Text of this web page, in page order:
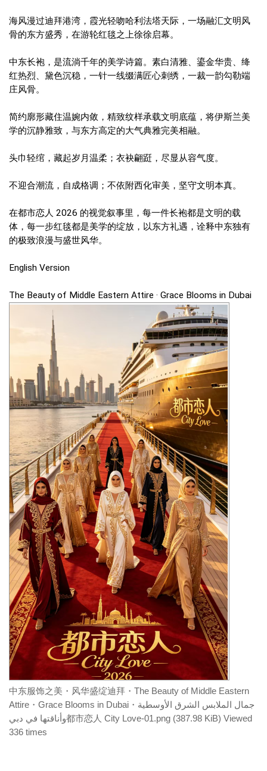
海风漫过迪拜港湾，霞光轻吻哈利法塔天际，一场融汇文明风
骨的东方盛秀，在游轮红毯之上徐徐启幕。
中东长袍，是流淌千年的美学诗篇。素白清雅、鎏金华贵、绛
红热烈、黛色沉稳，一针一线缀满匠心刺绣，一裁一韵勾勒端
庄风骨。
简约廓形藏住温婉内敛，精致纹样承载文明底蕴，将伊斯兰美
学的沉静雅致，与东方高定的大气典雅完美相融。
头巾轻绾，藏起岁月温柔；衣袂翩跹，尽显从容气度。
不迎合潮流，自成格调；不依附西化审美，坚守文明本真。
在都市恋人 2026 的视觉叙事里，每一件长袍都是文明的载
体，每一步红毯都是美学的绽放，以东方礼遇，诠释中东独有
的极致浪漫与盛世风华。
English Version
The Beauty of Middle Eastern Attire · Grace Blooms in Dubai
中东服饰之美・风华盛绽迪拜・The Beauty of Middle Eastern
Attire・Grace Blooms in Dubai・جمال الملابس الشرق الأوسطية
وأناقتها في دبي都市恋人 City Love-01.png (387.98 KiB) Viewed
336 times